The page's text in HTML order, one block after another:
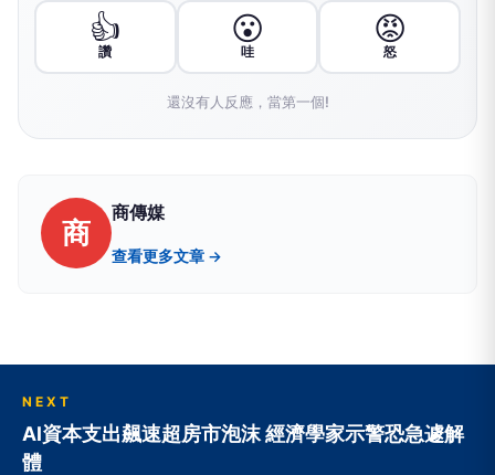
👍
讚
😮
哇
😡
怒
還沒有人反應，當第一個!
商
商傳媒
查看更多文章 →
NEXT
AI資本支出飆速超房市泡沫 經濟學家示警恐急遽解
體